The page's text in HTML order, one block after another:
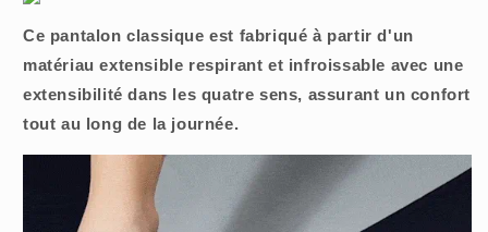
Ce pantalon classique est fabriqué à partir d'un
matériau extensible respirant et infroissable avec une
extensibilité dans les quatre sens, assurant un confort
tout au long de la journée.